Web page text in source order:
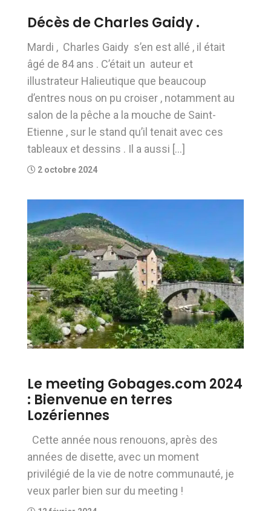
Décès de Charles Gaidy .
Mardi , Charles Gaidy s’en est allé , il était
âgé de 84 ans . C’était un auteur et
illustrateur Halieutique que beaucoup
d’entres nous on pu croiser , notamment au
salon de la pêche a la mouche de Saint-
Etienne , sur le stand qu’il tenait avec ces
tableaux et dessins . Il a aussi […]
2 octobre 2024
Le meeting Gobages.com 2024
: Bienvenue en terres
Lozériennes
Cette année nous renouons, après des
années de disette, avec un moment
privilégié de la vie de notre communauté, je
veux parler bien sur du meeting !